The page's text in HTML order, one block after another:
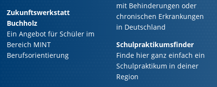
Zukunftswerkstatt
Buchholz
Ein Angebot für Schüler im
Bereich MINT
Berufsorientierung
mit Behinderungen oder
chronischen Erkrankungen
in Deutschland
Schulpraktikumsfinder
Finde hier ganz einfach ein
Schulpraktikum in deiner
Region